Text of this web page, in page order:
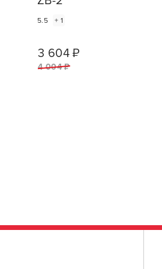
5.5 + 1
3 604 ₽
4 004 ₽